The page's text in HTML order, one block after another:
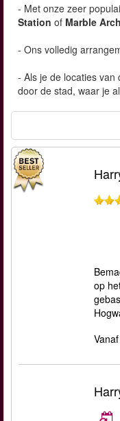
- Met onze zeer
Station of Marble Arch
- Ons volledig
- Als je de locaties
door de stad, waar je
op
Vanaf